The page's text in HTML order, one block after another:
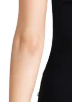
Ilmainen
Postin
Etu ei koske